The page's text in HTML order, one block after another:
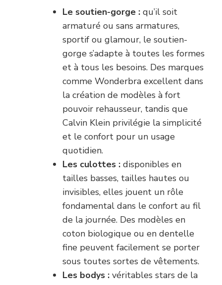
Le soutien-gorge : qu’il soit
armaturé ou sans armatures,
sportif ou glamour, le soutien-
gorge s’adapte à toutes les formes
et à tous les besoins. Des marques
comme Wonderbra excellent dans
la création de modèles à fort
pouvoir rehausseur, tandis que
Calvin Klein privilégie la simplicité
et le confort pour un usage
quotidien.
Les culottes : disponibles en
tailles basses, tailles hautes ou
invisibles, elles jouent un rôle
fondamental dans le confort au fil
de la journée. Des modèles en
coton biologique ou en dentelle
fine peuvent facilement se porter
sous toutes sortes de vêtements.
Les bodys : véritables stars de la